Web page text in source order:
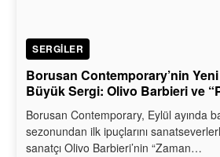
SERGILER
Borusan Contemporary’nin
Büyük Sergi: Olivo Barbieri ve
Borusan Contemporary, Eylül ayında
sezonundan ilk ipuçlarını
sanatçı Olivo Barbieri’nin “Zaman…